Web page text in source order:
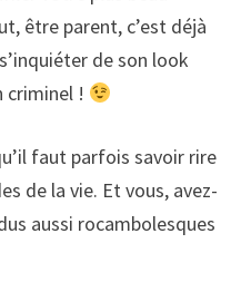
être parent, c’est déjà
de son look
criminel !
faut parfois savoir rire
de la vie. Et vous, avez-
aussi rocambolesques